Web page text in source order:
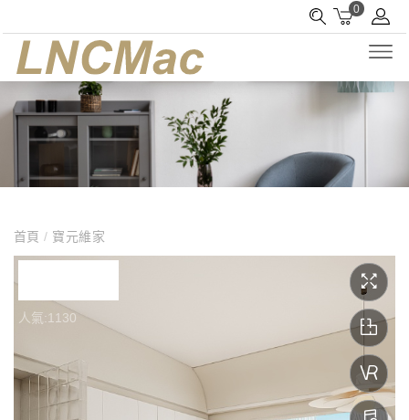
0
首頁/ 寶元維家